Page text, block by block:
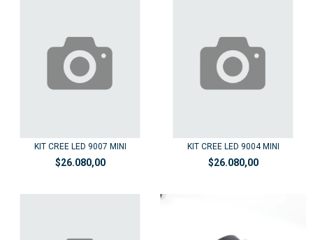
KIT CREE LED 9007 MINI
$26.080,00
KIT CREE LED 9004 MINI
$26.080,00